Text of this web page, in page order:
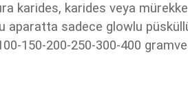
karides, karides veya
aparatta sadece glowlu
150-200-250-300-400